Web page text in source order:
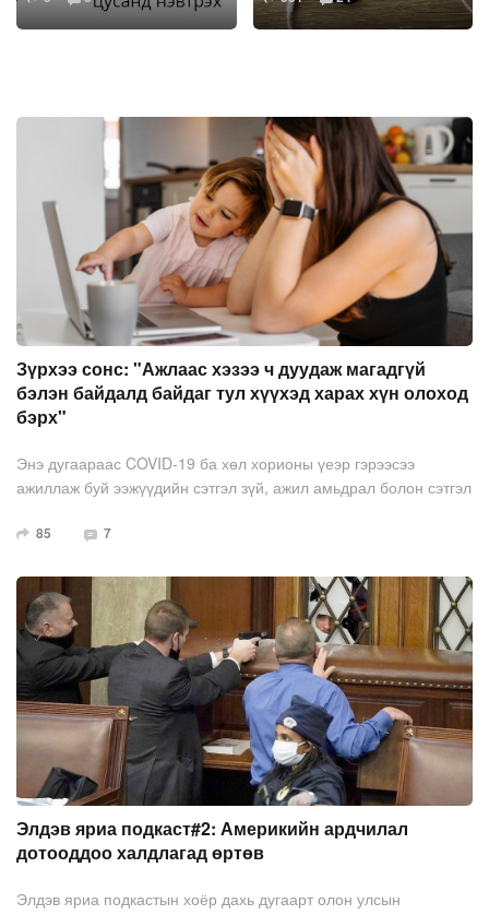
хэрэгтэй
Зүрхээ сонс: "Ажлаас хэзээ ч дуудаж магадгүй
бэлэн байдалд байдаг тул хүүхэд харах хүн олоход
бэрх"
Энэ дугаараас COVID-19 ба хөл хорионы үеэр гэрээсээ
ажиллаж буй ээжүүдийн сэтгэл зүй, ажил амьдрал болон сэтгэл
сонсоорой.
85 7
Элдэв яриа подкаст#2: Америкийн ардчилал
дотооддоо халдлагад өртөв
Элдэв яриа подкастын хоёр дахь дугаарт олон улсын